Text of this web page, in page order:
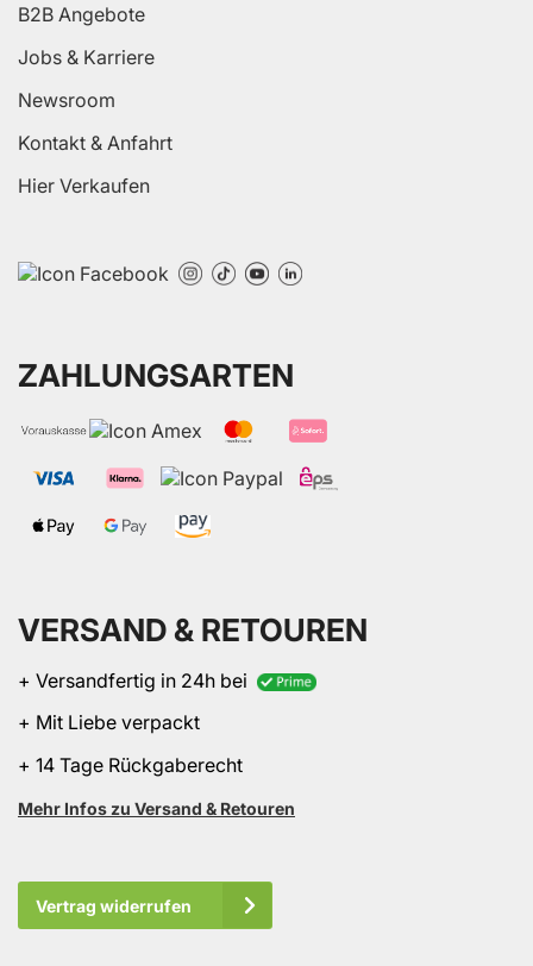
B2B Angebote
Jobs & Karriere
Newsroom
Kontakt & Anfahrt
Hier Verkaufen
ZAHLUNGSARTEN
VERSAND & RETOUREN
+ Versandfertig in 24h bei
+ Mit Liebe verpackt
+ 14 Tage Rückgaberecht
Mehr Infos zu Versand & Retouren
Vertrag widerrufen